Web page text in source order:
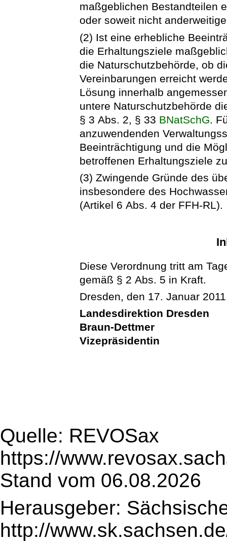
maßgeblichen Bestandteilen
oder soweit nicht
(2) Ist eine erhebliche
die Erhaltungsziele
die Naturschutzbehörde, ob
Vereinbarungen erreicht
Lösung innerhalb
untere Naturschutzbehörde
§ 3 Abs. 2, § 33 BNatSchG.
anzuwendenden
Beeinträchtigung und die
betroffenen Erhaltungsziele
(3) Zwingende Gründe des
insbesondere des
(Artikel 6 Abs. 4 der FFH-RL).
Diese Verordnung tritt am
gemäß § 2 Abs. 5 in Kraft.
Dresden, den 17. Januar 2011
Landesdirektion Dresden
Braun-Dettmer
Vizepräsidentin
Quelle: REVOSax
https://
Stand vom 06.08.2026
Herausgeber:
http://